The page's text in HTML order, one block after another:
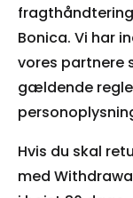
Bonica. Vi har
vores partnere
gældende
Hvis du skal
med